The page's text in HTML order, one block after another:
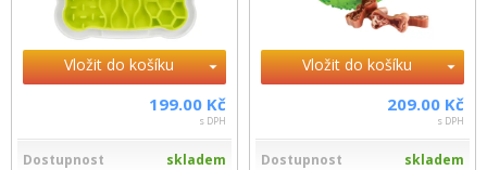
Vložit do košíku
199.00 Kč
s DPH
Dostupnost skladem
Vložit do košíku
209.00 Kč
s DPH
Dostupnost skladem